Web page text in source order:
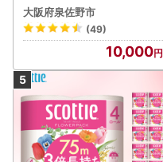
大阪府泉佐野市
(49)
10,000